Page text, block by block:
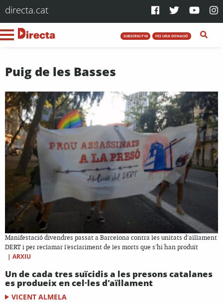
directa.cat
SUBSCRIU-T'HI FES UNA DONACIÓ
Puig de les Basses
Manifestació divendres passat a Barcelona contra les unitats d'aïllament
DERT i per reclamar l'esclariment de les morts que s'hi han produït
| ARXIU
Un de cada tres suïcidis a les presons catalanes
es produeix en cel·les d'aïllament
VICENT ALMELA